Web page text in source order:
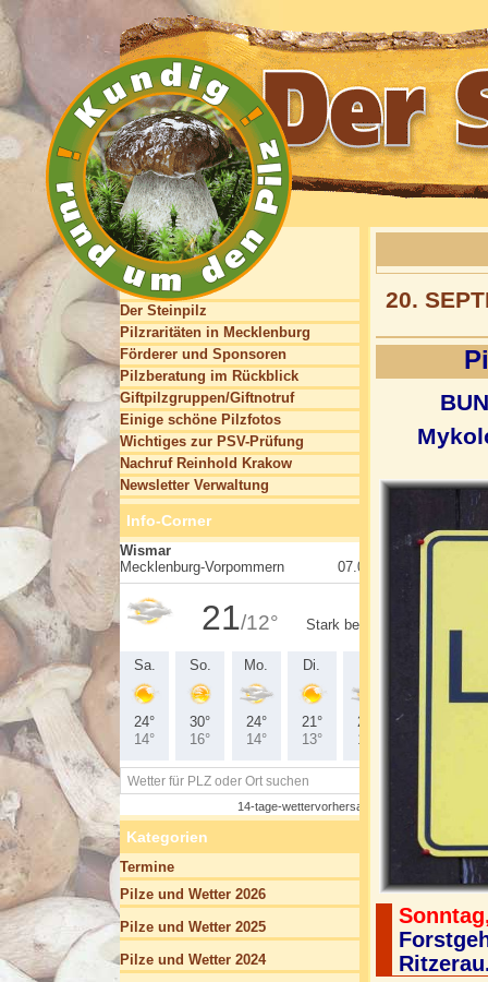
20.
Der Steinpilz
Pilzraritäten in Mecklenburg
Förderer und Sponsoren
Pilzberatung im Rückblick
Giftpilzgruppen/Giftnotruf
Einige schöne Pilzfotos
Wichtiges zur PSV-Prüfung
Nachruf Reinhold Krakow
Newsletter Verwaltung
Info-Corner
Kategorien
Termine
Pilze und Wetter 2026
Pilze und Wetter 2025
Pilze und Wetter 2024